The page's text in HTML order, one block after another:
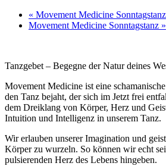
« Movement Medicine Sonntagstanz
Movement Medicine Sonntagstanz »
Tanzgebet – Begegne der Natur deines
Movement Medicine ist eine
den Tanz bejaht, der sich im Jetzt frei
dem Dreiklang von Körper, Herz und
Intuition und Intelligenz in unserem Tanz.
Wir erlauben unserer Imagination und
Körper zu wurzeln. So können wir echt
pulsierenden Herz des Lebens hingeben.